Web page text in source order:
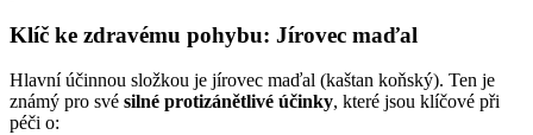
Klíč ke zdravému pohybu: Jírovec maďal
Hlavní účinnou složkou je jírovec maďal (kaštan koňský). Ten je
známý pro své silné protizánětlivé účinky, které jsou klíčové při
péči o: